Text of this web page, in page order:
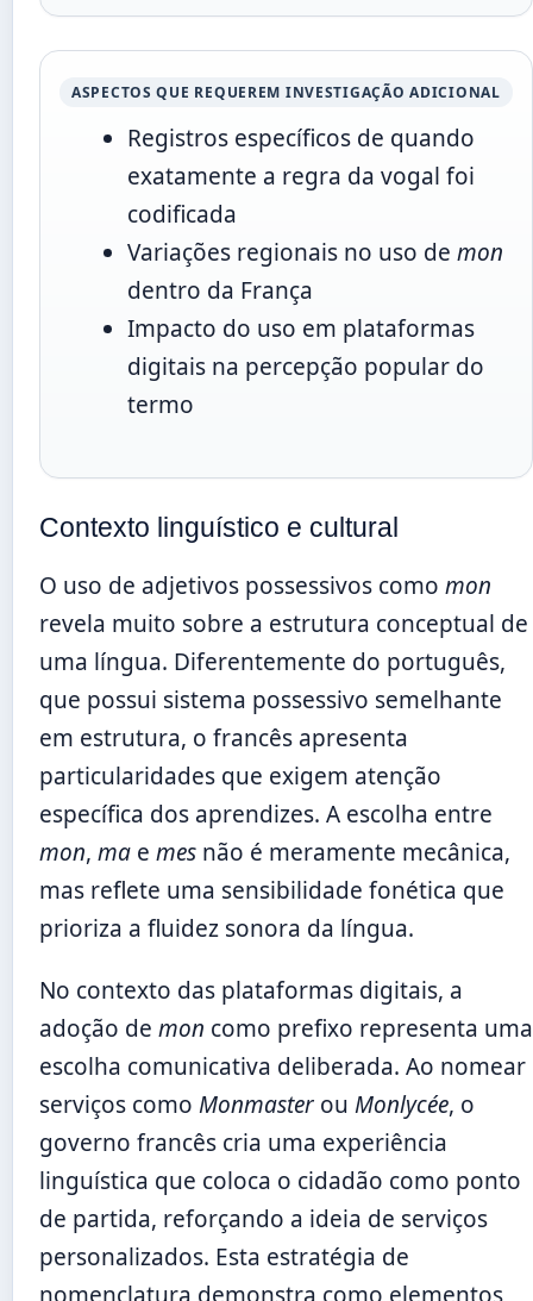
ASPECTOS QUE REQUEREM INVESTIGAÇÃO ADICIONAL
Registros específicos de quando
exatamente a regra da vogal foi
codificada
Variações regionais no uso de mon
dentro da França
Impacto do uso em plataformas
digitais na percepção popular do
termo
Contexto linguístico e cultural
O uso de adjetivos possessivos como mon
revela muito sobre a estrutura conceptual de
uma língua. Diferentemente do português,
que possui sistema possessivo semelhante
em estrutura, o francês apresenta
particularidades que exigem atenção
específica dos aprendizes. A escolha entre
mon, ma e mes não é meramente mecânica,
mas reflete uma sensibilidade fonética que
prioriza a fluidez sonora da língua.
No contexto das plataformas digitais, a
adoção de mon como prefixo representa uma
escolha comunicativa deliberada. Ao nomear
serviços como Monmaster ou Monlycée, o
governo francês cria uma experiência
linguística que coloca o cidadão como ponto
de partida, reforçando a ideia de serviços
personalizados. Esta estratégia de
nomenclatura demonstra como elementos